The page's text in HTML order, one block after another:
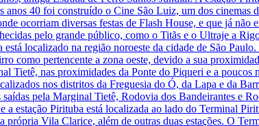
40 foi construído o Cine São Luiz, um dos cinemas
ocorriam diversas festas de Flash House, e que já não
pelo grande público, como o Titãs e o Ultraje a
localizado na região noroeste da cidade de São
como pertencente a zona oeste, devido a sua
nas proximidades da Ponte do Piqueri e a poucos
nos distritos da Freguesia do Ó, da Lapa e da
pela Marginal Tietê, Rodovia dos Bandeirantes e
estação Pirituba está localizada ao lado do Terminal
Vila Clarice, além de outras duas estações. O